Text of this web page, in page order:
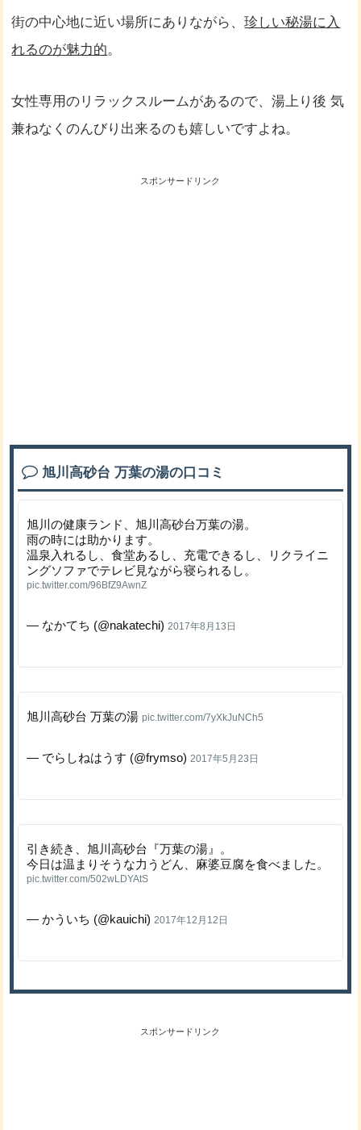
街の中心地に近い場所にありながら、珍しい秘湯に入
れるのが魅力的。
女性専用のリラックスルームがあるので、湯上り後 気
兼ねなくのんびり出来るのも嬉しいですよね。
スポンサードリンク
旭川高砂台 万葉の湯の口コミ
旭川の健康ランド、旭川高砂台万葉の湯。
雨の時には助かります。
温泉入れるし、食堂あるし、充電できるし、リクライニ
ングソファでテレビ見ながら寝られるし。
pic.twitter.com/96BfZ9AwnZ
— なかてち (@nakatechi) 2017年8月13日
旭川高砂台 万葉の湯pic.twitter.com/7yXkJuNCh5
— でらしねはうす (@frymso) 2017年5月23日
引き続き、旭川高砂台『万葉の湯』。
今日は温まりそうな力うどん、麻婆豆腐を食べました。
pic.twitter.com/502wLDYAtS
— かういち (@kauichi) 2017年12月12日
スポンサードリンク